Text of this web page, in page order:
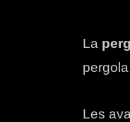
La
Les